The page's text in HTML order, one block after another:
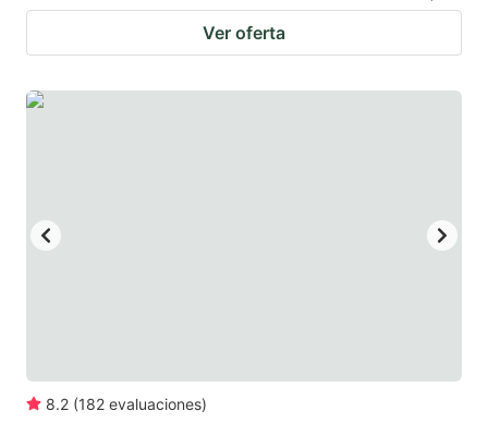
Ver oferta
8.2 (182 evaluaciones)